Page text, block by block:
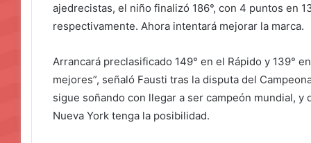
ajedrecistas, el niño finalizó 186°, con 4 puntos en
respectivamente. Ahora intentará mejorar la marca.
Arrancará preclasificado 149° en el Rápido y 139°
mejores”, señaló Fausti tras la disputa del
sigue soñando con llegar a ser campeón mundial,
Nueva York tenga la posibilidad.